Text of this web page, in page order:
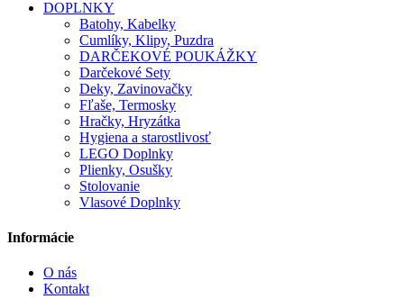
DOPLNKY
Batohy, Kabelky
Cumlíky, Klipy, Puzdra
DARČEKOVÉ POUKÁŽKY
Darčekové Sety
Deky, Zavinovačky
Fľaše, Termosky
Hračky, Hryzátka
Hygiena a starostlivosť
LEGO Doplnky
Plienky, Osušky
Stolovanie
Vlasové Doplnky
Informácie
O nás
Kontakt